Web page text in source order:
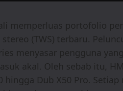
memperluas portofolio
(TWS) terbaru.
menyasar pengguna
akal. Oleh sebab itu,
hingga Dub X50 Pro.